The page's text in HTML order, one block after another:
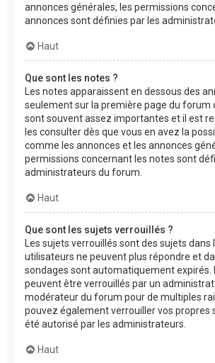
annonces générales, les permissions
annonces sont définies par les
Haut
Que sont les notes ?
Les notes apparaissent en dessous des
seulement sur la première page du forum
sont souvent assez importantes et il est
les consulter dès que vous en avez la
comme les annonces et les annonces
permissions concernant les notes sont
administrateurs du forum.
Haut
Que sont les sujets verrouillés ?
Les sujets verrouillés sont des sujets dans
utilisateurs ne peuvent plus répondre et
sondages sont automatiquement expirés.
peuvent être verrouillés par un
modérateur du forum pour de multiples
pouvez également verrouiller vos propres
été autorisé par les administrateurs.
Haut